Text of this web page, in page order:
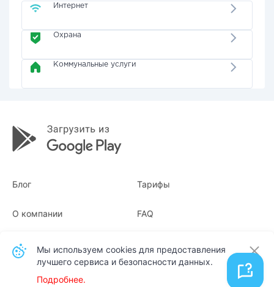
Интернет
Охрана
Коммунальные услуги
Блог Тарифы
О компании
Квитанции
FAQ
Мы используем cookies для предоставления
лучшего сервиса и безопасности данных.
Подробнее.